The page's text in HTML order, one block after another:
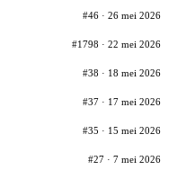
#46 · 26 mei 2026
#1798 · 22 mei 2026
#38 · 18 mei 2026
#37 · 17 mei 2026
#35 · 15 mei 2026
#27 · 7 mei 2026